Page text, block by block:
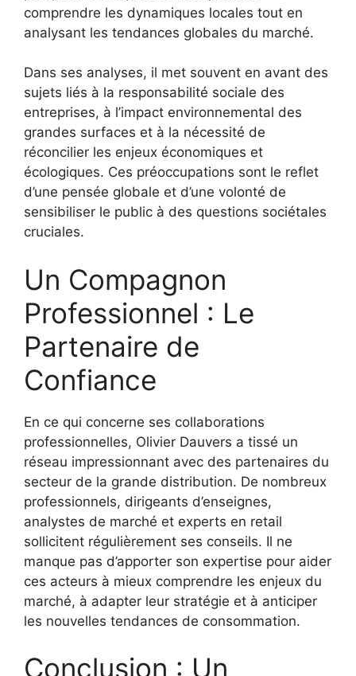
comprendre les dynamiques locales tout en
analysant les tendances globales du marché.
Dans ses analyses, il met souvent en avant des
sujets liés à la responsabilité sociale des
entreprises, à l’impact environnemental des
grandes surfaces et à la nécessité de
réconcilier les enjeux économiques et
écologiques. Ces préoccupations sont le reflet
d’une pensée globale et d’une volonté de
sensibiliser le public à des questions sociétales
cruciales.
Un Compagnon
Professionnel : Le
Partenaire de
Confiance
En ce qui concerne ses collaborations
professionnelles, Olivier Dauvers a tissé un
réseau impressionnant avec des partenaires du
secteur de la grande distribution. De nombreux
professionnels, dirigeants d’enseignes,
analystes de marché et experts en retail
sollicitent régulièrement ses conseils. Il ne
manque pas d’apporter son expertise pour aider
ces acteurs à mieux comprendre les enjeux du
marché, à adapter leur stratégie et à anticiper
les nouvelles tendances de consommation.
Conclusion : Un